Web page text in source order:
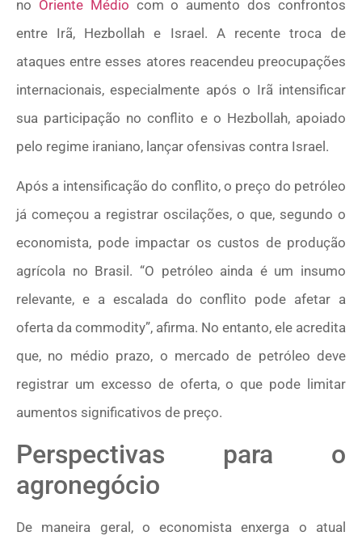
no Oriente Médio com o aumento dos confrontos
entre Irã, Hezbollah e Israel. A recente troca de
ataques entre esses atores reacendeu preocupações
internacionais, especialmente após o Irã intensificar
sua participação no conflito e o Hezbollah, apoiado
pelo regime iraniano, lançar ofensivas contra Israel.
Após a intensificação do conflito, o preço do petróleo
já começou a registrar oscilações, o que, segundo o
economista, pode impactar os custos de produção
agrícola no Brasil. “O petróleo ainda é um insumo
relevante, e a escalada do conflito pode afetar a
oferta da commodity”, afirma. No entanto, ele acredita
que, no médio prazo, o mercado de petróleo deve
registrar um excesso de oferta, o que pode limitar
aumentos significativos de preço.
Perspectivas para o
agronegócio
De maneira geral, o economista enxerga o atual